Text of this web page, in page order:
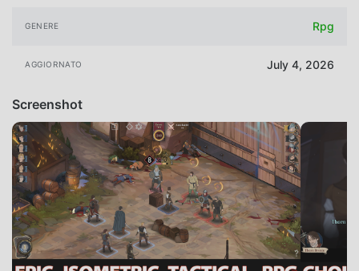
GENERE Rpg
AGGIORNATO July 4, 2026
Screenshot